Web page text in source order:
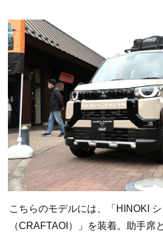
こちらのモデルには、「HINOKI
（CRAFTAOI）」を装着。助手席